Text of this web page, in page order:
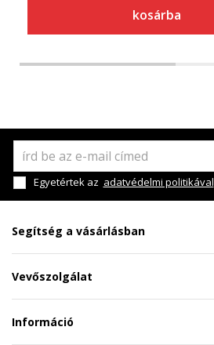
kosárba
Egyetértek az adatvédelmi politikával
Segítség a vásárlásban
Vevőszolgálat
Információ